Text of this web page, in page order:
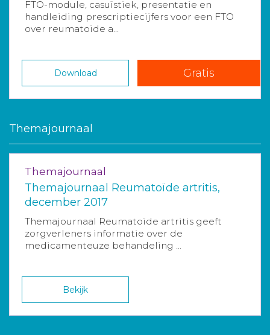
FTO-module, casuïstiek, presentatie en
handleiding prescriptiecijfers voor een FTO
over reumatoide a...
Download Gratis
Themajournaal
Themajournaal
Themajournaal Reumatoïde artritis,
december 2017
Themajournaal Reumatoïde artritis geeft
zorgverleners informatie over de
medicamenteuze behandeling ...
Bekijk